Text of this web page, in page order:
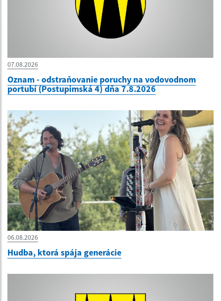
07.08.2026
Oznam - odstraňovanie poruchy na vodovodnom
portubí (Postupimská 4) dňa 7.8.2026
06.08.2026
Hudba, ktorá spája generácie